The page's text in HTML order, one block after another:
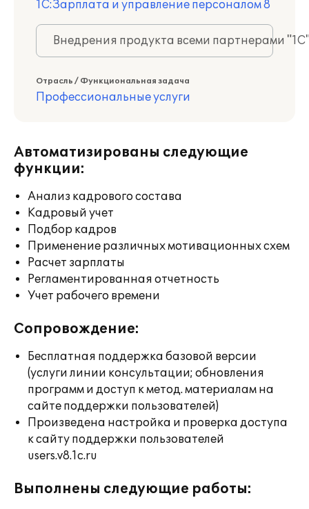
1С:Зарплата и управление персоналом 8
Внедрения продукта всеми партнерами
Отрасль / Функциональная задача
Профессиональные услуги
Автоматизированы следующие
функции:
Анализ кадрового состава
Кадровый учет
Подбор кадров
Применение различных мотивационных схем
Расчет зарплаты
Регламентированная отчетность
Учет рабочего времени
Сопровождение:
Бесплатная поддержка базовой версии
(услуги линии консультации; обновления
программ и доступ к метод. материалам на
сайте поддержки пользователей)
Произведена настройка и проверка доступа
к сайту поддержки пользователей
users.v8.1c.ru
Выполнены следующие работы: